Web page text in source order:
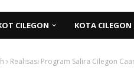
CILEGON KOTA CILEGON
Realisasi Program Salira Cilegon